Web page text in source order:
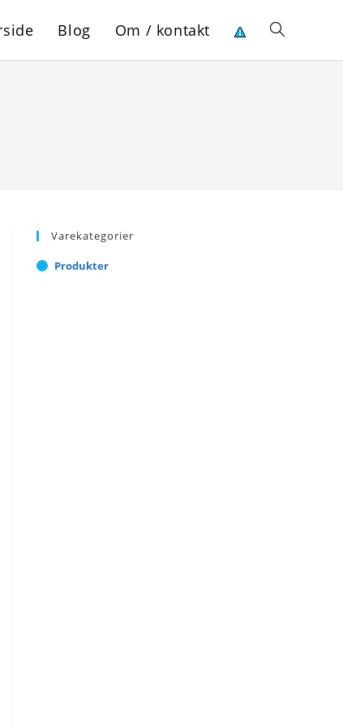
Blog Om / kontakt Toggle
Varekategorier
Produkter